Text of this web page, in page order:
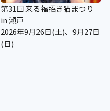
第31回 来る福招き猫まつり
in 瀬戸
2026年9月26日(土)、9月27日
(日)